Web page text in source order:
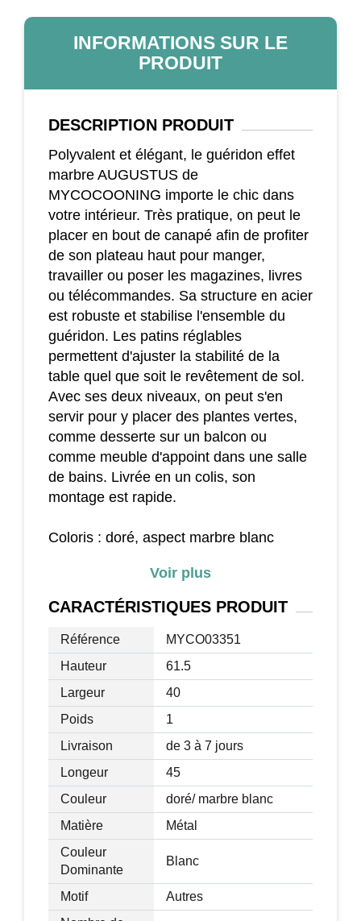
INFORMATIONS SUR LE
PRODUIT
DESCRIPTION PRODUIT
Polyvalent et élégant, le guéridon effet
marbre AUGUSTUS de
MYCOCOONING importe le chic dans
votre intérieur. Très pratique, on peut le
placer en bout de canapé afin de profiter
de son plateau haut pour manger,
travailler ou poser les magazines, livres
ou télécommandes. Sa structure en acier
est robuste et stabilise l'ensemble du
guéridon. Les patins réglables
permettent d'ajuster la stabilité de la
table quel que soit le revêtement de sol.
Avec ses deux niveaux, on peut s'en
servir pour y placer des plantes vertes,
comme desserte sur un balcon ou
comme meuble d'appoint dans une salle
de bains. Livrée en un colis, son
montage est rapide.
Coloris : doré, aspect marbre blanc
Dim. totales : 45L x 40l x 61,5H cm
Dim. étagère inférieure : 43L x 27l x
23,5H cm (jusqu'au sol)
Charge max. recommandée totale : 10
Kg
Livraison effectuée en un colis
Voir plus
CARACTÉRISTIQUES PRODUIT
Référence
MYCO03351
Hauteur
61.5
Largeur
40
Poids
1
Livraison
de 3 à 7 jours
Longeur
45
Couleur
doré/ marbre blanc
Matière
Métal
Couleur
Dominante
Blanc
Motif
Autres